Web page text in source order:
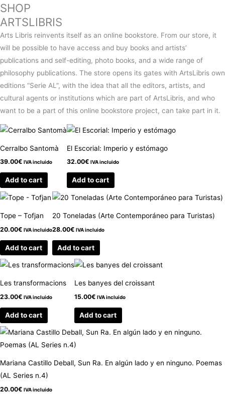
SHOP
ARTSLIBRIS
Arts Libris reinvents itself as an online bookstore. From our store, it
will be possible to have access and buy books and artists’
publications and self-editing, photo books, and a wide range of
philosophy publications. The store opens its gates with ArtsLibris own
editions “Serie AL”, with the idea that all the editors, artists, and
cultural agents or institutions which are part of ArtsLibris, and who
want to be a part of this online bookstore project, can take part in it.
Cerralbo Santomà
39.00€ IVA incluido
Add to cart
El Escorial: Imperio y estómago
32.00€ IVA incluido
Add to cart
Tope – Tofjan
20.00€ IVA incluido
Add to cart
20 Toneladas (Arte Contemporáneo para Turistas)
28.00€ IVA incluido
Add to cart
Les transformacions
23.00€ IVA incluido
Add to cart
Les banyes del croissant
15.00€ IVA incluido
Add to cart
Mariana Castillo Deball, Sun Ra. En algún lado y en ninguno. Poemas
(AL Series n.4)
20.00€ IVA incluido